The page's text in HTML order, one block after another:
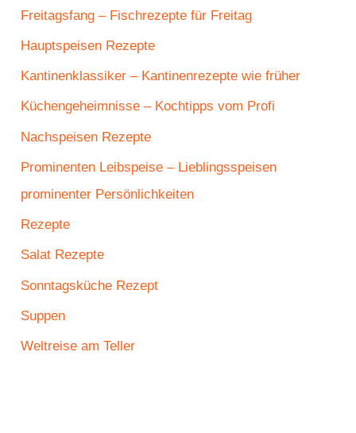
Freitagsfang – Fischrezepte für Freitag
Hauptspeisen Rezepte
Kantinenklassiker – Kantinenrezepte wie früher
Küchengeheimnisse – Kochtipps vom Profi
Nachspeisen Rezepte
Prominenten Leibspeise – Lieblingsspeisen
prominenter Persönlichkeiten
Rezepte
Salat Rezepte
Sonntagsküche Rezept
Suppen
Weltreise am Teller